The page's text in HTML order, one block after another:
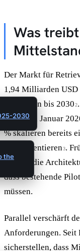
Was
Der Markt für
1,94 Milliarden
Milliarden bis 2030 2
2030
2025 und Januar
% skalieren bereits
experimentieren3
the
.
Vorteil: die
dass bestehende
müssen.
Parallel verschärft
Anforderungen. Seit
sicherstellen, dass